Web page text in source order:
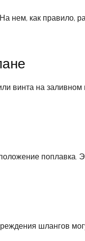
нем, как правило,
винта на
поплавка.
шлангов